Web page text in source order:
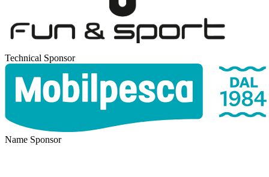
Technical Sponsor
Name Sponsor